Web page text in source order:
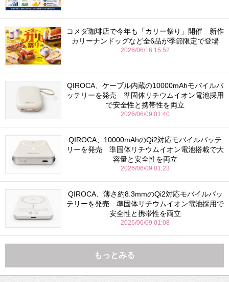
コメダ珈琲店で今年も「カリー祭り」開催 新作
カリーナンドッグなど全6品が季節限定で登場
2026/06/16 15:52
QIROCA、ケーブル内蔵の10000mAhモバイルバ
ッテリーを発売 準固体リチウムイオン電池採用
で安全性と携帯性を両立
2026/06/09 01:40
QIROCA、10000mAhのQi2対応モバイルバッテ
リーを発売 準固体リチウムイオン電池搭載で大
容量と安全性を両立
2026/06/09 01:23
QIROCA、薄さ約8.3mmのQi2対応モバイルバッ
テリーを発売 準固体リチウムイオン電池採用で
安全性と携帯性を両立
2026/06/09 01:08
もっとみる